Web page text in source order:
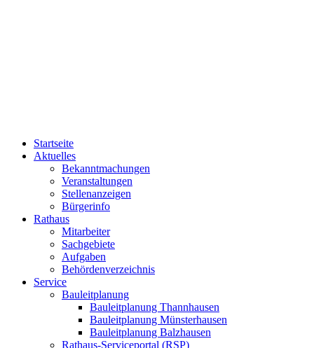
Startseite
Aktuelles
Bekanntmachungen
Veranstaltungen
Stellenanzeigen
Bürgerinfo
Rathaus
Mitarbeiter
Sachgebiete
Aufgaben
Behördenverzeichnis
Service
Bauleitplanung
Bauleitplanung Thannhausen
Bauleitplanung Münsterhausen
Bauleitplanung Balzhausen
Rathaus-Serviceportal (RSP)